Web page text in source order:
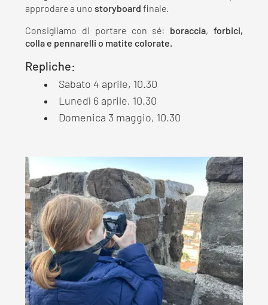
approdare a uno storyboard finale.
Consigliamo di portare con sé: boraccia,forbici,
colla e pennarelli o matite colorate.
Repliche:
Sabato 4 aprile, 10.30
Lunedì 6 aprile, 10.30
Domenica 3 maggio, 10.30